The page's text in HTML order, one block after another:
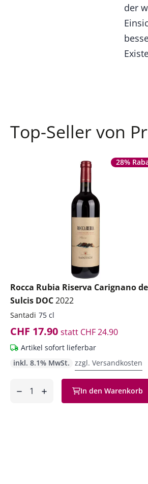
der
Top-Seller von
28%
Rocca Rubia Riserva Carignano
Sulcis DOC2022
Santadi 75 cl
CHF 17.90 statt CHF 24.90
Artikel sofort lieferbar
inkl. 8.1% MwSt. zzgl. Versandkosten
In den Warenkorb